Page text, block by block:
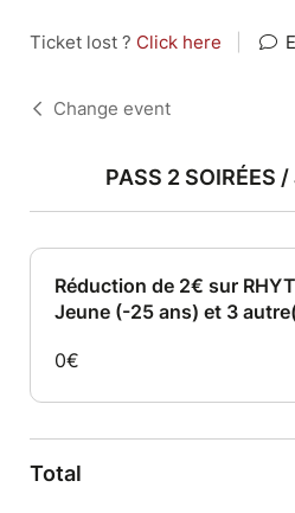
Ticket lost ? Click here
Change event
PASS 2 SOIRÉES
Réduction de 2€ sur
Jeune (-25 ans) et 3
0€
Total